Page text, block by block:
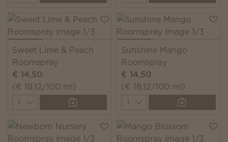
Sweet Lime & Peach
Roomspray
€ 14,50
(€ 18,12/100 ml)
Quantity
Sunshine Mango
Roomspray
€ 14,50
(€ 18,12/100 ml)
Quantity